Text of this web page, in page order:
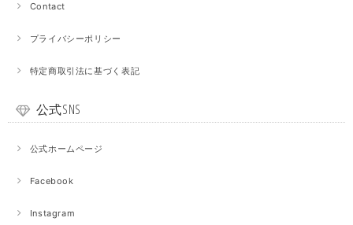
Contact
プライバシーポリシー
特定商取引法に基づく表記
公式SNS
公式ホームページ
Facebook
Instagram